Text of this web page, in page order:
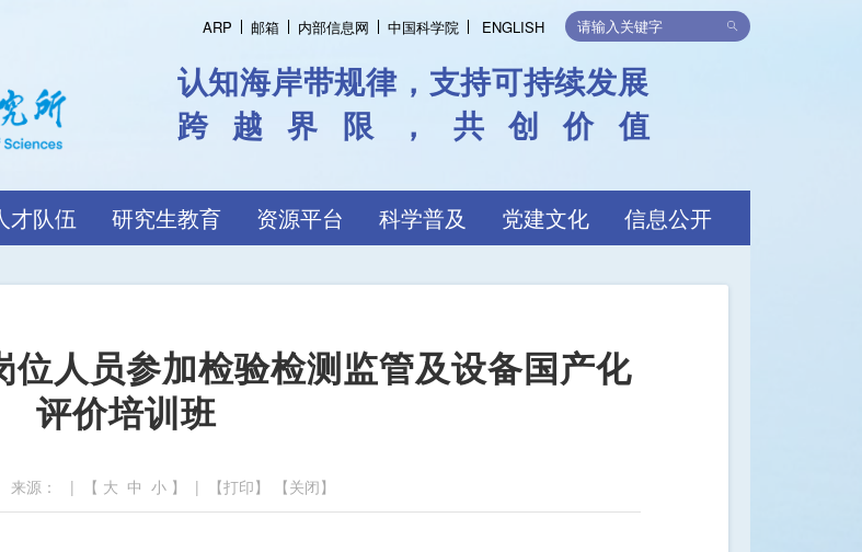
ARP 邮箱 内部信息网 中国科学院 ENGLISH
认知海岸带规律，支持可持续发展
跨越界限，共创价值
才队伍 研究生教育 资源平台 科学普及 党建文化 信息公开
人员参加检验检测监管及设备国产化
评价培训班
来源： | 【 大 中 小 】 | 【打印】 【关闭】